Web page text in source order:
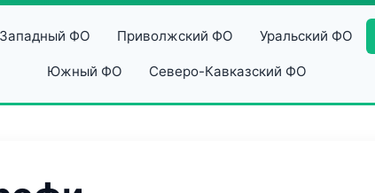
ФО Приволжский ФО Уральский ФО
Южный ФО Северо-Кавказский ФО